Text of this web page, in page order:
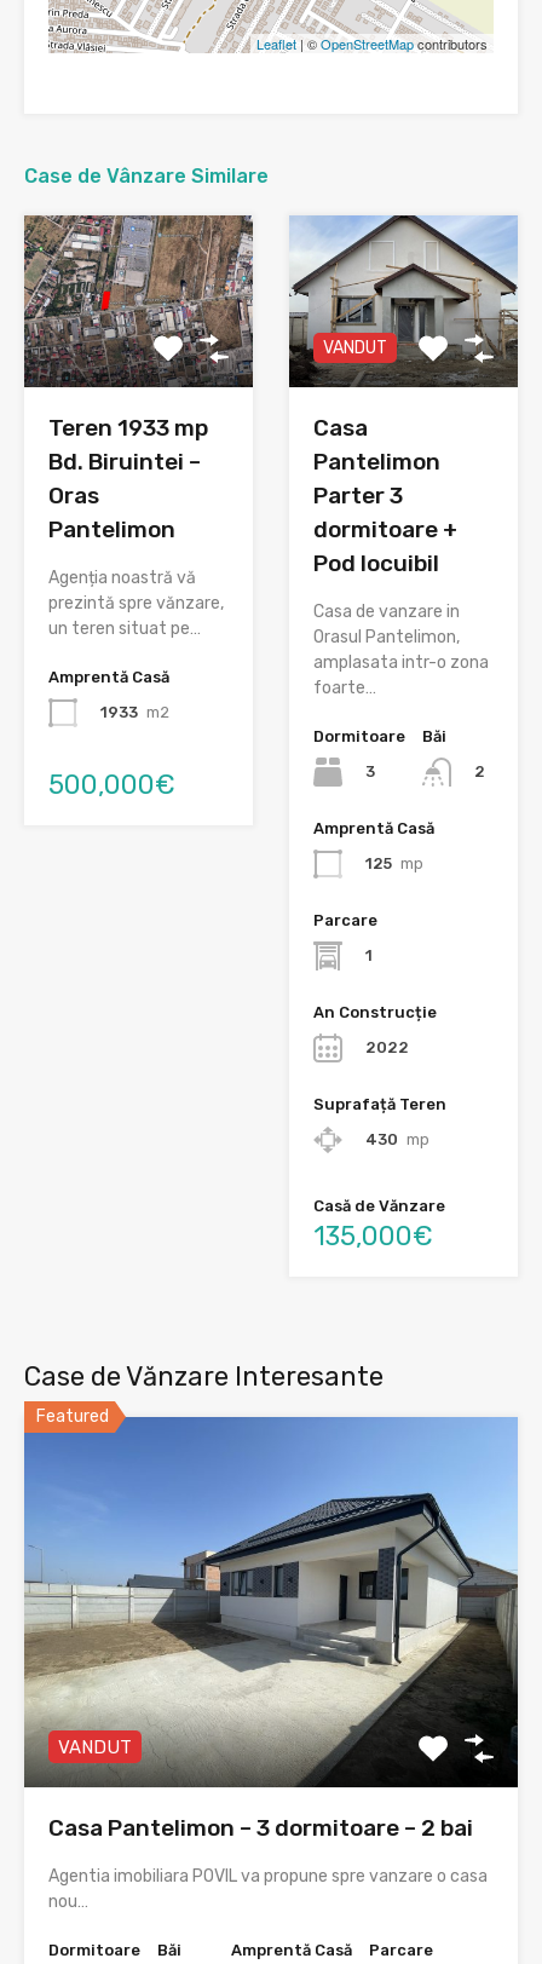
Leaflet| ©OpenStreetMapcontributors
Case de Vânzare Similare
Teren 1933 mp
Bd. Biruintei –
Oras
Pantelimon
Agenția noastră vă
prezintă spre vănzare,
un teren situat pe…
Amprentă Casă
1933 m2
500,000€
VANDUT
Casa
Pantelimon
Parter 3
dormitoare +
Pod locuibil
Casa de vanzare in
Orasul Pantelimon,
amplasata intr-o zona
foarte…
Dormitoare
3
Băi
2
Amprentă Casă
125 mp
Parcare
1
An Construcție
2022
Suprafață Teren
430 mp
Casă de Vănzare
135,000€
Case de Vănzare Interesante
Featured
VANDUT
Casa Pantelimon – 3 dormitoare – 2 bai
Agentia imobiliara POVIL va propune spre vanzare o casa
nou…
Dormitoare
Băi
Amprentă Casă
Parcare